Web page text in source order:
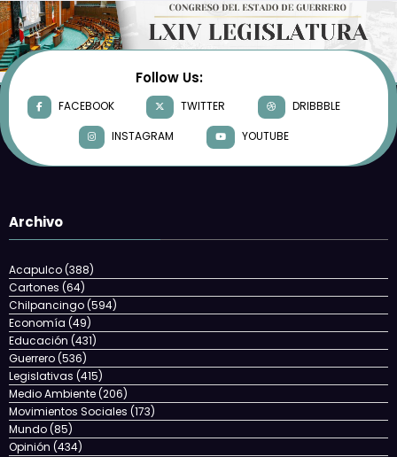
Follow Us:
FACEBOOK TWITTER
DRIBBBLE
INSTAGRAM
YOUTUBE
Archivo
Acapulco(388)
Cartones (64)
Chilpancingo(594)
Economía (49)
Educación (431)
Guerrero(536)
Legislativas (415)
Medio Ambiente(206)
Movimientos Sociales (173)
Mundo(85)
Opinión (434)